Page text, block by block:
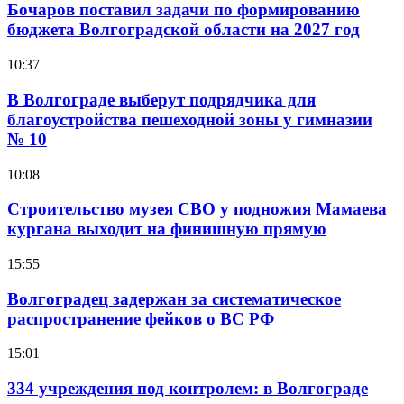
Бочаров поставил задачи по формированию
бюджета Волгоградской области на 2027 год
10:37
В Волгограде выберут подрядчика для
благоустройства пешеходной зоны у гимназии
№ 10
10:08
Строительство музея СВО у подножия Мамаева
кургана выходит на финишную прямую
15:55
Волгоградец задержан за систематическое
распространение фейков о ВС РФ
15:01
334 учреждения под контролем: в Волгограде